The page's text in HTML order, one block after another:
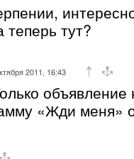
теперь тут?
2011, 16:43
объявление
«Жди меня»